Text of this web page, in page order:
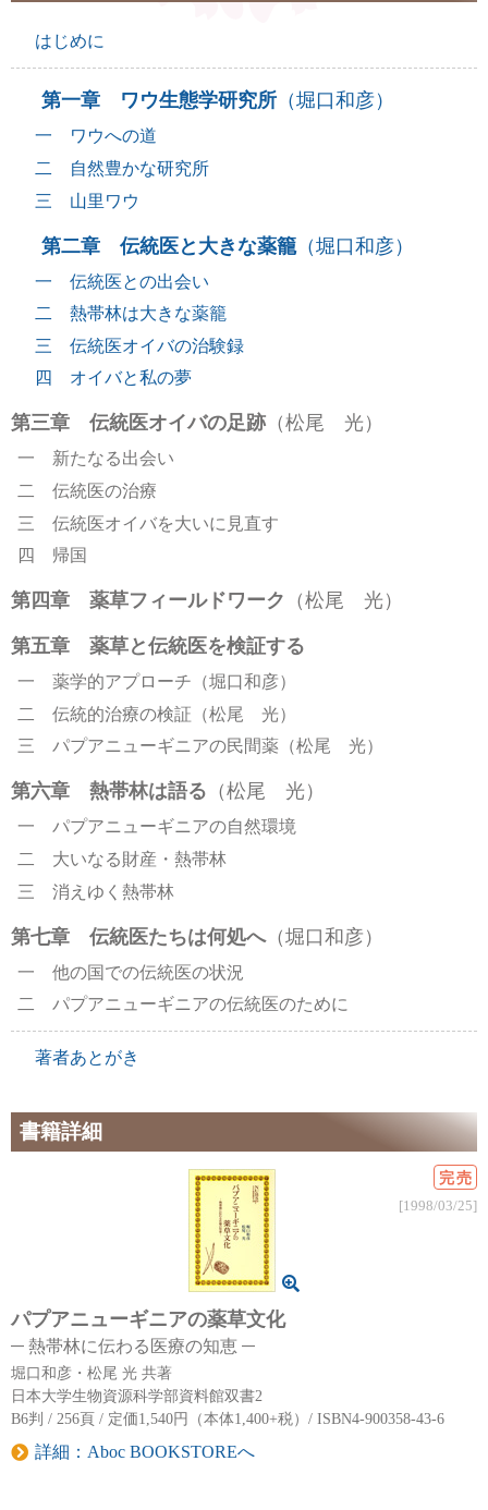
はじめに
第一章 ワウ生態学研究所 （堀口和彦）
一 ワウへの道
二 自然豊かな研究所
三 山里ワウ
第二章 伝統医と大きな薬籠（堀口和彦）
一 伝統医との出会い
二 熱帯林は大きな薬籠
三 伝統医オイバの治験録
四 オイバと私の夢
第三章 伝統医オイバの足跡 （松尾 光）
一 新たなる出会い
二 伝統医の治療
三 伝統医オイバを大いに見直す
四 帰国
第四章 薬草フィールドワーク （松尾 光）
第五章 薬草と伝統医を検証する
一 薬学的アプローチ（堀口和彦）
二 伝統的治療の検証（松尾 光）
三 パプアニューギニアの民間薬（松尾 光）
第六章 熱帯林は語る （松尾 光）
一 パプアニューギニアの自然環境
二 大いなる財産・熱帯林
三 消えゆく熱帯林
第七章 伝統医たちは何処へ（堀口和彦）
一 他の国での伝統医の状況
二 パプアニューギニアの伝統医のために
著者あとがき
書籍詳細
パプアニューギニアの薬草文化
熱帯林に伝わる医療の知恵
堀口和彦・松尾 光 共著
日本大学生物資源科学部資料館双書2
B6判 / 256頁 / 定価1,540円（本体1,400+税）/ ISBN4-900358-43-6
詳細：Aboc BOOKSTOREへ
完売
[1998/03/25]